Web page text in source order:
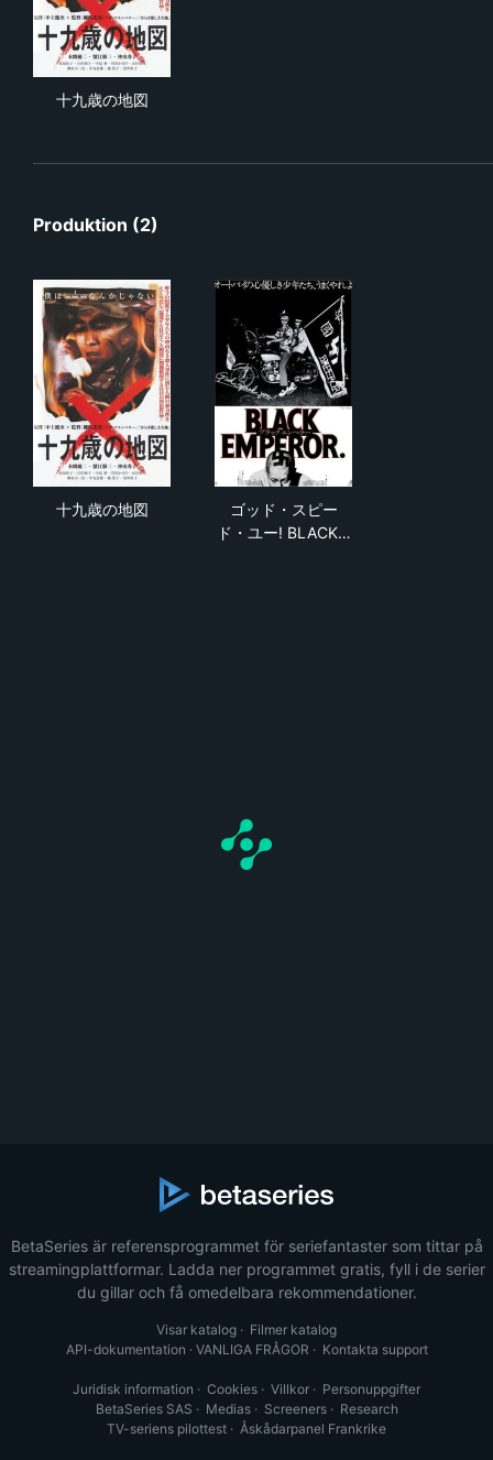
十九歳の地図
Produktion (2)
十九歳の地図
ゴッド・スピー
ド・ユー! BLACK…
BetaSeries är referensprogrammet för seriefantaster som tittar på
streamingplattformar. Ladda ner programmet gratis, fyll i de serier
du gillar och få omedelbara rekommendationer.
Visar katalog · Filmer katalog
API-dokumentation · VANLIGA FRÅGOR · Kontakta support
Juridisk information · Cookies · Villkor · Personuppgifter
BetaSeries SAS · Medias· Screeners· Research
TV-seriens pilottest · Åskådarpanel Frankrike